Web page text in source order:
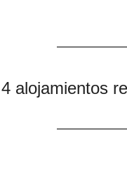
4 alojamientos